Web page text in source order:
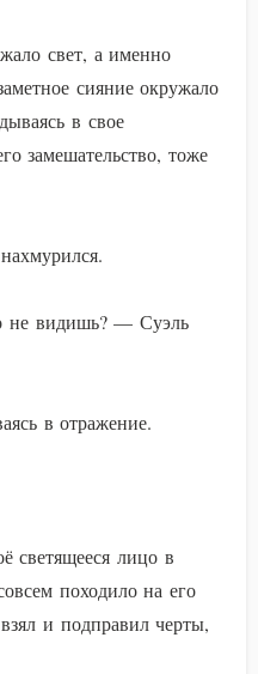
свет, а именно
сияние окружало
в свое
замешательство, тоже
не видишь? — Суэль
в отражение.
светящееся лицо в
походило на его
и подправил черты,